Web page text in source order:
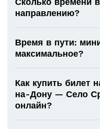
направлению?
Время в пути:
максимальное?
Как купить билет
на-Дону — Село
онлайн?